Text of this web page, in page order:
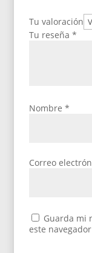
Tu valoración
Tu reseña*
Nombre*
Correo
Guarda mi
este